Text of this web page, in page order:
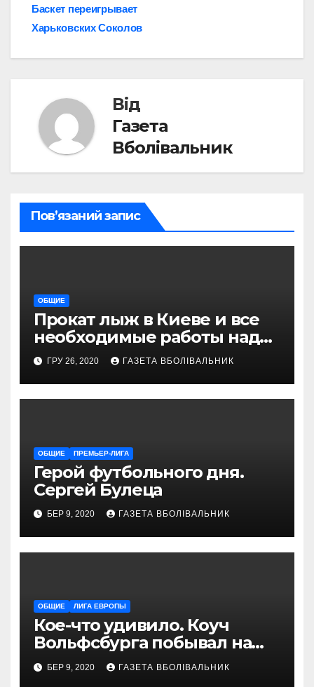
Баскет переигрывает
Харьковских Соколов
Від
Газета
Вболівальник
Пов’язаний запис
ОБЩИЕ
Прокат лыж в Киеве и все
необходимые работы над
снаряжением, которое
проводит магазин
«VELOPARK»
ГРУ 26, 2020 ГАЗЕТА ВБОЛІВАЛЬНИК
ОБЩИЕ ПРЕМЬЕР-ЛИГА
Герой футбольного дня.
Сергей Булеца
БЕР 9, 2020 ГАЗЕТА ВБОЛІВАЛЬНИК
ОБЩИЕ ЛИГА ЕВРОПЫ
Кое-что удивило. Коуч
Вольфсбурга побывал на
матче Шахтера с Колосом
БЕР 9, 2020 ГАЗЕТА ВБОЛІВАЛЬНИК